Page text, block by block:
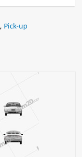
, Pick-up